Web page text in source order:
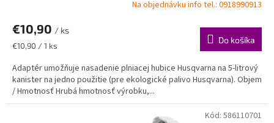
Na objednávku info tel.: 0918990913
€10,90 / ks
Jednotková
€10,90 / 1 ks
Do košíka
Adaptér umožňuje nasadenie plniacej hubice Husqvarna na 5-litrový
kanister na jedno použitie (pre ekologické palivo Husqvarna). Objem
/ Hmotnosť Hrubá hmotnosť výrobku,...
Kód: 586110701